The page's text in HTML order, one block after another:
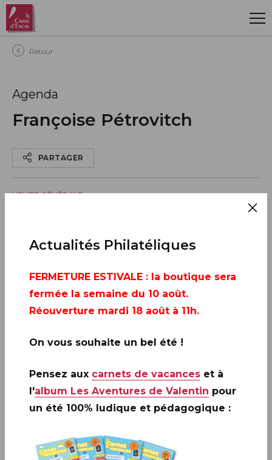
Aller au contenu principal
Retour
Agenda
Françoise Pétrovitch
PARTAGER
VENTE GÉNÉRALE
Actualités Philatéliques
FERMETURE ESTIVALE : la boutique sera
fermée la semaine du 10 août.
Réouverture mardi 18 août à 11h.
On vous souhaite un bel été !
Pensez aux carnets de vacances et à
l'album Les Aventures de Valentin pour
un été 100% ludique et pédagogique :